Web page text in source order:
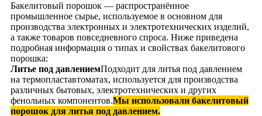
Бакелитовый порошок — распространённое
промышленное сырье, используемое в основном для
производства электронных и электротехнических изделий,
а также товаров повседневного спроса. Ниже приведена
подробная информация о типах и свойствах бакелитового
порошка:
Литье под давлениемПодходит для литья под давлением
на термопластавтоматах, используется для производства
различных бытовых, электротехнических и других
фенольных компонентов.Мы использовали бакелитовый
порошок для литья под давлением.